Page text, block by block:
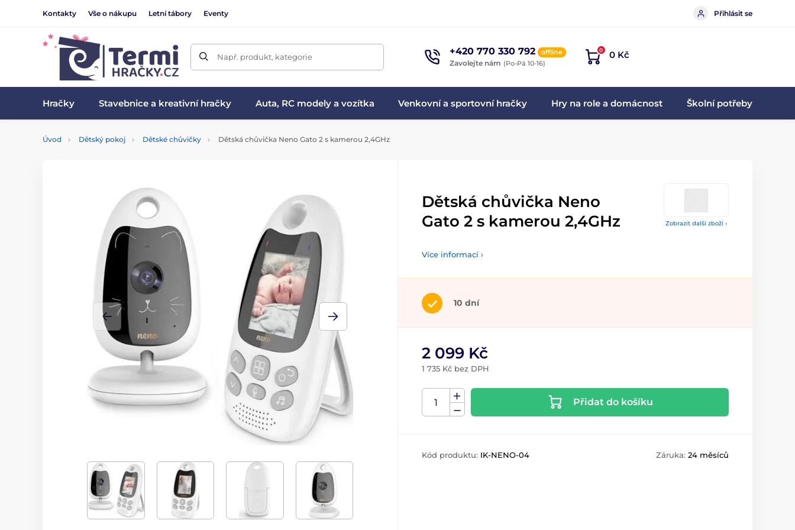
Kontakty Vše o nákupu Letní tábory Eventy Přihlásit se
Např. produkt, kategorie +420 770 330 792 offline
Zavolejte nám (Po-Pá 10-16)
0 0 Kč
Hračky Stavebnice a kreativní hračky Auta, RC modely a vozítka Venkovní a sportovní hračky Hry na role a domácnost Školní potřeby
Úvod Dětský pokoj Dětské chůvičky Dětská chůvička Neno Gato 2 s kamerou 2,4GHz
Zobrazit další zboží ›
Dětská chůvička Neno
Gato 2 s kamerou 2,4GHz
Více informací ›
10 dní
2 099 Kč
1 735 Kč bez DPH
Přidat do košíku
Kód produktu: IK-NENO-04 Záruka: 24 měsíců